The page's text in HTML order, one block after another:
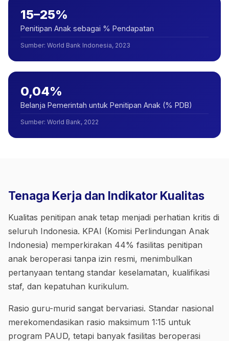
15–25%
Penitipan Anak sebagai % Pendapatan
Sumber: World Bank Indonesia, 2023
0,04%
Belanja Pemerintah untuk Penitipan Anak (% PDB)
Sumber: World Bank, 2022
Tenaga Kerja dan Indikator Kualitas
Kualitas penitipan anak tetap menjadi perhatian kritis di
seluruh Indonesia. KPAI (Komisi Perlindungan Anak
Indonesia) memperkirakan 44% fasilitas penitipan
anak beroperasi tanpa izin resmi, menimbulkan
pertanyaan tentang standar keselamatan, kualifikasi
staf, dan kepatuhan kurikulum.
Rasio guru-murid sangat bervariasi. Standar nasional
merekomendasikan rasio maksimum 1:15 untuk
program PAUD, tetapi banyak fasilitas beroperasi